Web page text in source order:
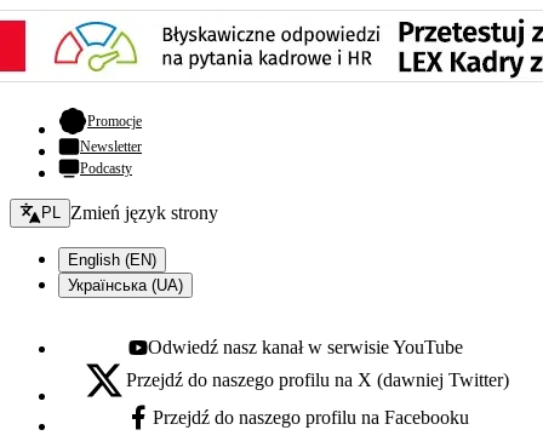
Promocje- otwiera się w nowej karcie
Newsletter
Podcasty
Zmień język - bieżący:
PL Zmień język strony
English (EN)
Українська (UA)
Youtube - otwiera się w nowej karcie
Odwiedź nasz kanał w serwisie YouTube
X - otwiera się w nowej karcie
Przejdź do naszego profilu na X (dawniej Twitter)
Facebook - otwiera się w nowej karcie
Przejdź do naszego profilu na Facebooku